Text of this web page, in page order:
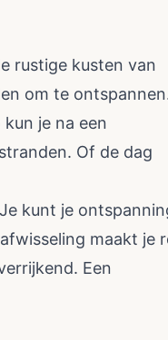
rustige kusten van
om te
je na een
Of de dag
kunt je
maakt je
Een